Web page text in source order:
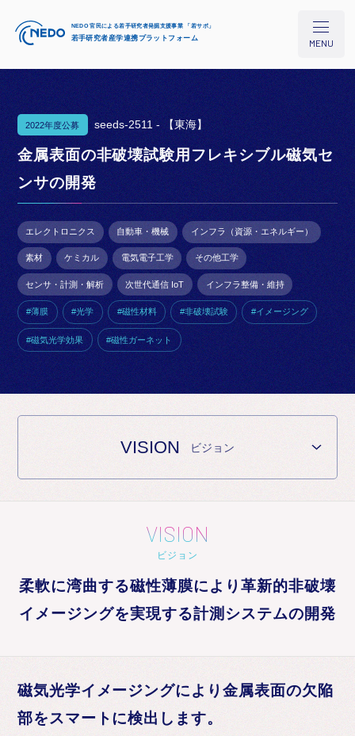
NEDO 官民による若手研究者発掘支援事業 「若サポ」
若手研究者産学連携プラットフォーム MENU
本プロジェクトについて
研究シーズ検索
イベント/セミナー
コラム
お知らせ
2022年度公募 seeds-2511 -【東海】
金属表面の非破壊試験用フレキシブル磁気セ
ンサの開発
エレクトロニクス 自動車・機械 インフラ（資源・エネルギー）
素材 ケミカル 電気電子工学 その他工学
センサ・計測・解析 次世代通信 IoT インフラ整備・維持
#薄膜 #光学 #磁性材料 #非破壊試験 #イメージング
#磁気光学効果 #磁性ガーネット
VISION ビジョン
VISION
ビジョン
柔軟に湾曲する磁性薄膜により革新的非破壊
イメージングを実現する計測システムの開発
磁気光学イメージングにより金属表面の欠陥
部をスマートに検出します。